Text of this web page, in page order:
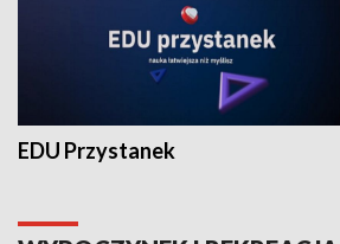
EDU Przystanek